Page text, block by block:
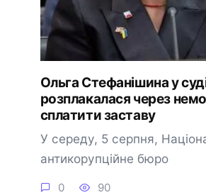
Ольга Стефанішина у
розплакалася через
сплатити заставу
У середу, 5 серпня,
антикорупційне бюро
0 90